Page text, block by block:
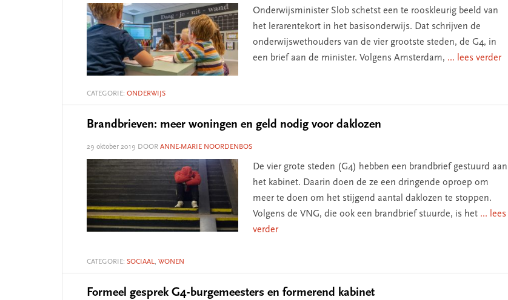
Onderwijsminister Slob schetst een te rooskleurig beeld van
het lerarentekort in het basisonderwijs. Dat schrijven de
onderwijswethouders van de vier grootste steden, de G4, in
een brief aan de minister. Volgens Amsterdam, ... lees verder
CATEGORIE: ONDERWIJS
Brandbrieven: meer woningen en geld nodig voor daklozen
29 oktober 2019 DOOR ANNE-MARIE NOORDENBOS
De vier grote steden (G4) hebben een brandbrief gestuurd aan
het kabinet. Daarin doen de ze een dringende oproep om
meer te doen om het stijgend aantal daklozen te stoppen.
Volgens de VNG, die ook een brandbrief stuurde, is het ... lees
verder
CATEGORIE: SOCIAAL, WONEN
Formeel gesprek G4-burgemeesters en formerend kabinet